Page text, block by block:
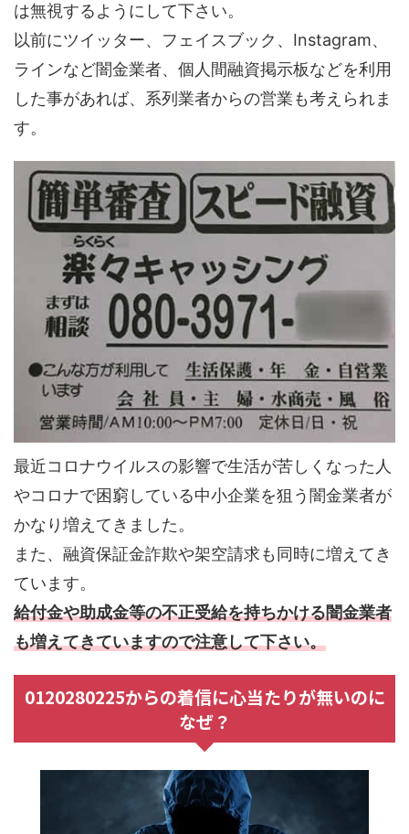
は無視するようにして下さい。
以前にツイッター、フェイスブック、Instagram、
ラインなど闇金業者、個人間融資掲示板などを利用
した事があれば、系列業者からの営業も考えられま
す。
最近コロナウイルスの影響で生活が苦しくなった人
やコロナで困窮している中小企業を狙う闇金業者が
かなり増えてきました。
また、融資保証金詐欺や架空請求も同時に増えてき
ています。
給付金や助成金等の不正受給を持ちかける闇金業者
も増えてきていますので注意して下さい。
0120280225からの着信に心当たりが無いのに
なぜ？